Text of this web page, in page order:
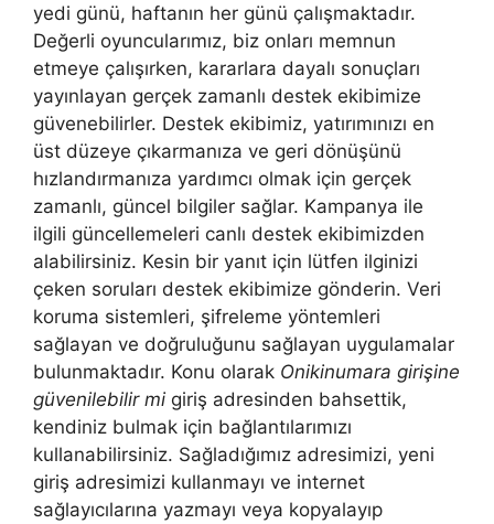
yedi günü, haftanın her günü çalışmaktadır.
Değerli oyuncularımız, biz onları memnun
etmeye çalışırken, kararlara dayalı sonuçları
yayınlayan gerçek zamanlı destek ekibimize
güvenebilirler. Destek ekibimiz, yatırımınızı en
üst düzeye çıkarmanıza ve geri dönüşünü
hızlandırmanıza yardımcı olmak için gerçek
zamanlı, güncel bilgiler sağlar. Kampanya ile
ilgili güncellemeleri canlı destek ekibimizden
alabilirsiniz. Kesin bir yanıt için lütfen ilginizi
çeken soruları destek ekibimize gönderin. Veri
koruma sistemleri, şifreleme yöntemleri
sağlayan ve doğruluğunu sağlayan uygulamalar
bulunmaktadır. Konu olarak Onikinumara girişine
güvenilebilir mi giriş adresinden bahsettik,
kendiniz bulmak için bağlantılarımızı
kullanabilirsiniz. Sağladığımız adresimizi, yeni
giriş adresimizi kullanmayı ve internet
sağlayıcılarına yazmayı veya kopyalayıp